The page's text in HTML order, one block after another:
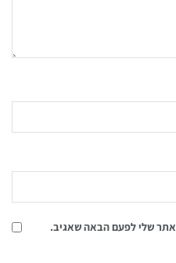
שלי לפעם הבאה שאגיב.